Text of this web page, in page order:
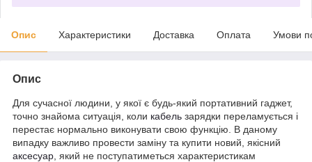
Опис Характеристики Доставка Оплата Умови
Опис
Для сучасної людини, у якої є будь-який портативний гаджет,
точно знайома ситуація, коли кабель зарядки переламується і
перестає нормально виконувати свою функцію. В даному
випадку важливо провести заміну та купити новий, якісний
аксесуар , який не поступатиметься характеристикам